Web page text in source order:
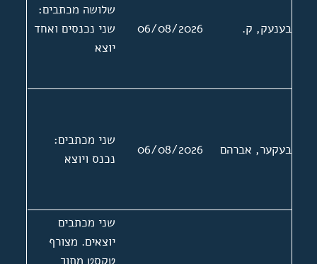
בענעק, ק. 06/08/2026
שלושה מכתבים:
שני נכנסים ואחד
יוצא
בעקער, אברהם 06/08/2026
שני מכתבים:
נכנס ויוצא
שני מכתבים
יוצאים. מצורף